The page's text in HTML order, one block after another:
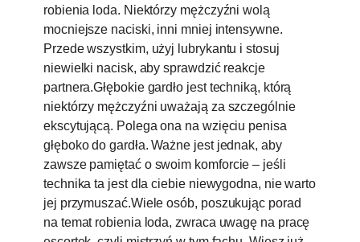
robienia loda. Niektórzy mężczyźni wolą
mocniejsze naciski, inni mniej intensywne.
Przede wszystkim, użyj lubrykantu i stosuj
niewielki nacisk, aby sprawdzić reakcje
partnera.Głębokie gardło jest techniką, którą
niektórzy mężczyźni uważają za szczególnie
ekscytującą. Polega ona na wzięciu penisa
głęboko do gardła. Ważne jest jednak, aby
zawsze pamiętać o swoim komforcie – jeśli
technika ta jest dla ciebie niewygodna, nie warto
jej przymuszać.Wiele osób, poszukując porad
na temat robienia loda, zwraca uwagę na pracę